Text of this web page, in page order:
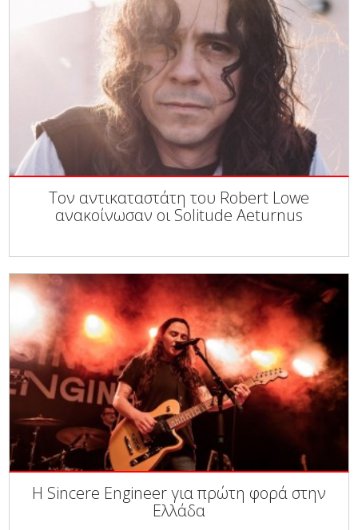
Τον αντικαταστάτη του Robert Lowe
ανακοίνωσαν οι Solitude Aeturnus
Η Sincere Engineer για πρώτη φορά στην
Ελλάδα